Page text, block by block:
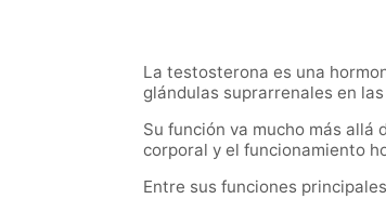
La testosterona es una
glándulas suprarrenales en
Su función va mucho más allá
corporal y el funcionamiento
Entre sus funciones